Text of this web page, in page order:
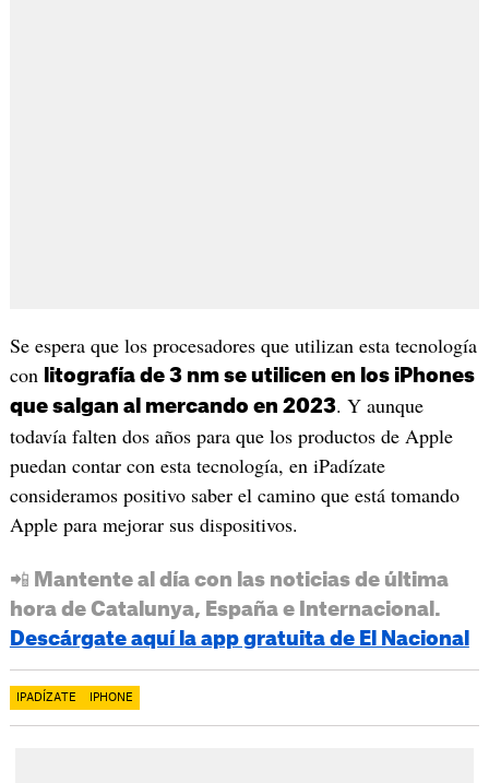
Se espera que los procesadores que utilizan esta tecnología
con
litografía de 3 nm se utilicen en los iPhones
que salgan al mercando en 2023. Y aunque
todavía falten dos años para que los productos de Apple
puedan contar con esta tecnología, en iPadízate
consideramos positivo saber el camino que está tomando
Apple para mejorar sus dispositivos.
📲 Mantente al día con las noticias de última
hora de Catalunya, España e Internacional.
Descárgate aquí la app gratuita de El Nacional
IPADÍZATE IPHONE